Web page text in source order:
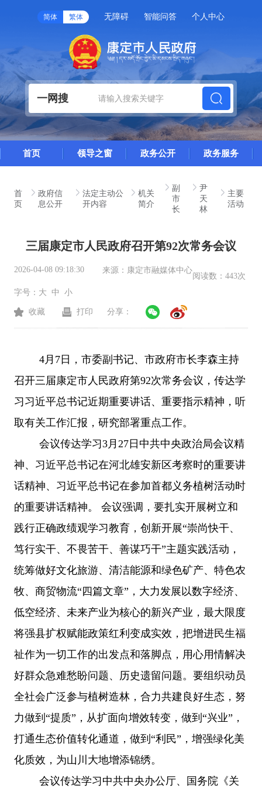
简体 繁体 无障碍 智能问答 个人中心
一网搜
首页 领导之窗 政务公开 政务服务
首
页
政府信
息公开
法定主动公
开内容
机关
简介
副
市
长
尹
天
林
主要
活动
三届康定市人民政府召开第92次常务会议
2026-04-08 09:18:30 来源： 康定市融媒体中心
阅读数： 443次
字号： 大 中 小
收藏 打印 分享：
4月7日，市委副书记、市政府市长李森主持
召开三届康定市人民政府第92次常务会议，传达学
习习近平总书记近期重要讲话、重要指示精神，听
取有关工作汇报，研究部署重点工作。
会议传达学习3月27日中共中央政治局会议精
神、习近平总书记在河北雄安新区考察时的重要讲
话精神、习近平总书记在参加首都义务植树活动时
的重要讲话精神。 会议强调，要扎实开展树立和
践行正确政绩观学习教育，创新开展“崇尚快干、
笃行实干、不畏苦干、善谋巧干”主题实践活动，
统筹做好文化旅游、清洁能源和绿色矿产、特色农
牧、商贸物流“四篇文章”，大力发展以数字经济、
低空经济、未来产业为核心的新兴产业，最大限度
将强县扩权赋能政策红利变成实效，把增进民生福
祉作为一切工作的出发点和落脚点，用心用情解决
好群众急难愁盼问题、历史遗留问题。要组织动员
全社会广泛参与植树造林，合力共建良好生态，努
力做到“提质”，从扩面向增效转变，做到“兴业”，
打通生态价值转化通道，做到“利民”，增强绿化美
化质效，为山川大地增添锦绣。
会议传达学习中共中央办公厅、国务院《关